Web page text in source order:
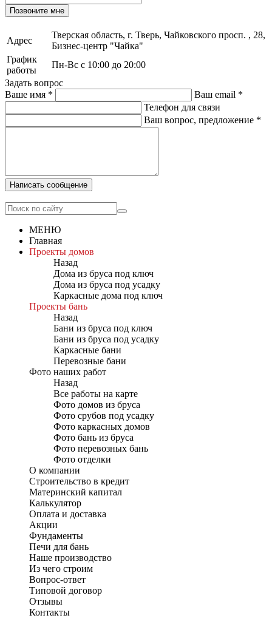
Позвоните мне
Адрес
Тверская область, г. Тверь, Чайковского просп. , 28,
Бизнес-центр "Чайка"
График
работы
Пн-Вс с 10:00 до 20:00
Задать вопрос
Ваше имя * Ваш email *
Телефон для связи
Ваш вопрос, предложение *
Написать сообщение
МЕНЮ
Главная
Проекты домов
Назад
Дома из бруса под ключ
Дома из бруса под усадку
Каркасные дома под ключ
Проекты бань
Назад
Бани из бруса под ключ
Бани из бруса под усадку
Каркасные бани
Перевозные бани
Фото наших работ
Назад
Все работы на карте
Фото домов из бруса
Фото срубов под усадку
Фото каркасных домов
Фото бань из бруса
Фото перевозных бань
Фото отделки
О компании
Строительство в кредит
Материнский капитал
Калькулятор
Оплата и доставка
Акции
Фундаменты
Печи для бань
Наше производство
Из чего строим
Вопрос-ответ
Типовой договор
Отзывы
Контакты